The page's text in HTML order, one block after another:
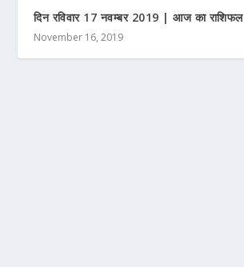
दिन रविवार 17 नवम्बर 2019 | आज का राशिफल
November 16, 2019